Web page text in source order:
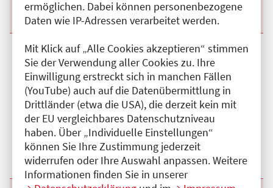
ermöglichen. Dabei können personenbezogene
Daten wie IP-Adressen verarbeitet werden.
Mit Klick auf „Alle Cookies akzeptieren“ stimmen
Sie der Verwendung aller Cookies zu. Ihre
Einwilligung erstreckt sich in manchen Fällen
(YouTube) auch auf die Datenübermittlung in
Drittländer (etwa die USA), die derzeit kein mit
der EU vergleichbares Datenschutzniveau
haben. Über „Individuelle Einstellungen“
können Sie Ihre Zustimmung jederzeit
widerrufen oder Ihre Auswahl anpassen. Weitere
Informationen finden Sie in unserer
Details anzeigen
Beginn:
14.10.2026 Ende und Anfangszeit:
-14.10.2026,17:30 Uhr
Veranstaltungstitel:
Supervisionsgruppe (Behandlung)
Veranstaltungsort:
Institut für analytische Kinder- und
Jugendlichenpsychotherapie (IAIJP) Esther Bick,
Dönhoffstr., 12347 Berlin
Hybrid
Kategorie:C
Fortbildungspunkte:3
Details anzeigen